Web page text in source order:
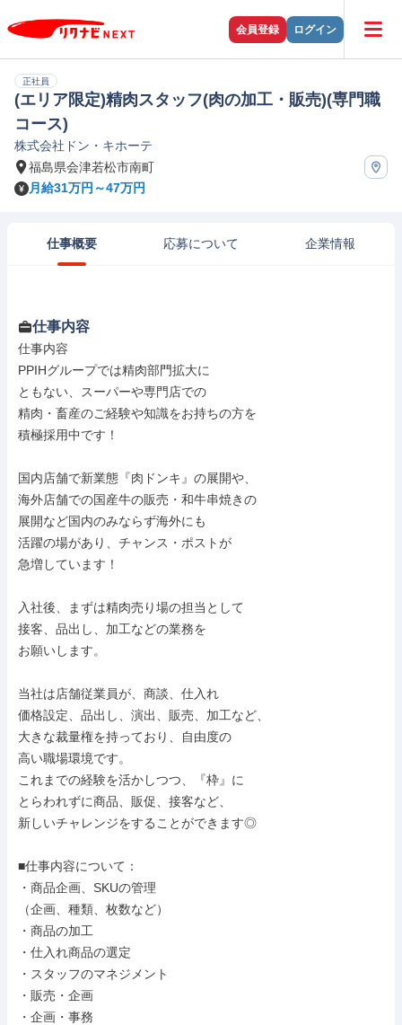
会員登録 ログイン
正社員
(エリア限定)精肉スタッフ(肉の加工・販売)(専門職
コース)
株式会社ドン・キホーテ
福島県会津若松市南町
月給31万円～47万円
仕事概要 応募について 企業情報
仕事内容
仕事内容
PPIHグループでは精肉部門拡大に
ともない、スーパーや専門店での
精肉・畜産のご経験や知識をお持ちの方を
積極採用中です！
国内店舗で新業態『肉ドンキ』の展開や、
海外店舗での国産牛の販売・和牛串焼きの
展開など国内のみならず海外にも
活躍の場があり、チャンス・ポストが
急増しています！
入社後、まずは精肉売り場の担当として
接客、品出し、加工などの業務を
お願いします。
当社は店舗従業員が、商談、仕入れ
価格設定、品出し、演出、販売、加工など、
大きな裁量権を持っており、自由度の
高い職場環境です。
これまでの経験を活かしつつ、『枠』に
とらわれずに商品、販促、接客など、
新しいチャレンジをすることができます◎
■仕事内容について：
・商品企画、SKUの管理
（企画、種類、枚数など）
・商品の加工
・仕入れ商品の選定
・スタッフのマネジメント
・販売・企画
・企画・事務